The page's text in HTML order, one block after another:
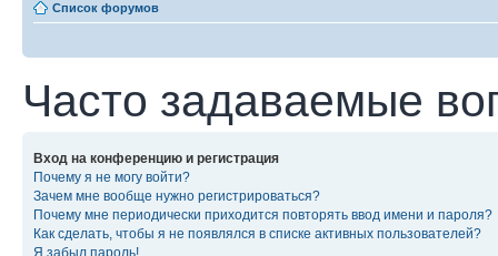
Список форумов
Часто задаваемые
Вход на конференцию и регистрация
Почему я не могу войти?
Зачем мне вообще нужно регистрироваться?
Почему мне периодически приходится повторять ввод имени и пароля?
Как сделать, чтобы я не появлялся в списке активных пользователей?
Я забыл пароль!